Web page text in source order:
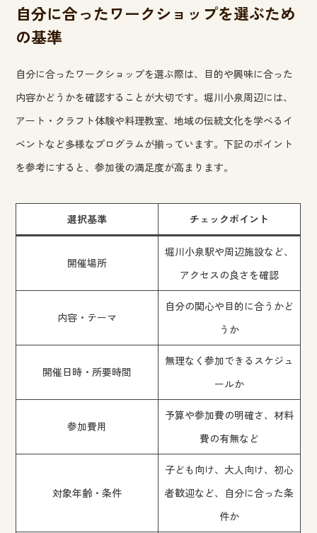
自分に合ったワークショップを選ぶため
の基準
自分に合ったワークショップを選ぶ際は、目的や興味に合った
内容かどうかを確認することが大切です。堀川小泉周辺には、
アート・クラフト体験や料理教室、地域の伝統文化を学べるイ
ベントなど多様なプログラムが揃っています。下記のポイント
を参考にすると、参加後の満足度が高まります。
選択基準 チェックポイント
開催場所
堀川小泉駅や周辺施設など、
アクセスの良さを確認
内容・テーマ
自分の関心や目的に合うかど
うか
開催日時・所要時間
無理なく参加できるスケジュ
ールか
参加費用
予算や参加費の明確さ、材料
費の有無など
対象年齢・条件
子ども向け、大人向け、初心
者歓迎など、自分に合った条
件か